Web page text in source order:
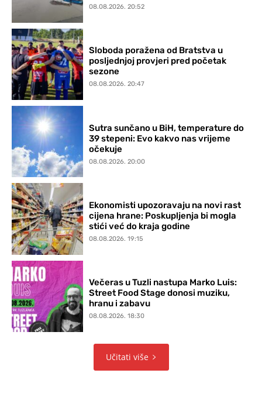
08.08.2026. 20:52
Sloboda poražena od Bratstva u
posljednjoj provjeri pred početak
sezone
08.08.2026. 20:47
Sutra sunčano u BiH, temperature do
39 stepeni: Evo kakvo nas vrijeme
očekuje
08.08.2026. 20:00
Ekonomisti upozoravaju na novi rast
cijena hrane: Poskupljenja bi mogla
stići već do kraja godine
08.08.2026. 19:15
Večeras u Tuzli nastupa Marko Luis:
Street Food Stage donosi muziku,
hranu i zabavu
08.08.2026. 18:30
Učitati više